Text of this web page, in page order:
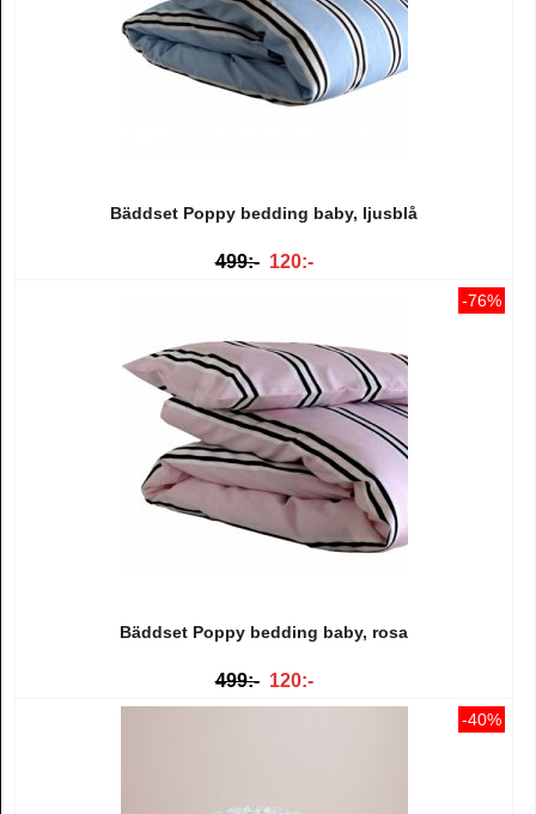
Bäddset Poppy bedding baby, ljusblå
499:- 120:-
-76%
Bäddset Poppy bedding baby, rosa
499:- 120:-
-40%